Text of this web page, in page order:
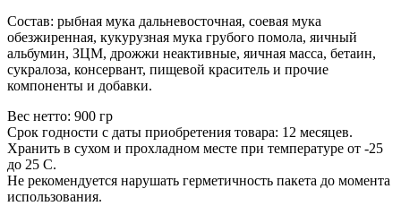
Состав: рыбная мука дальневосточная, соевая мука
обезжиренная, кукурузная мука грубого помола, яичный
альбумин, ЗЦМ, дрожжи неактивные, яичная масса, бетаин,
сукралоза, консервант, пищевой краситель и прочие
компоненты и добавки.
Вес нетто: 900 гр
Срок годности с даты приобретения товара: 12 месяцев.
Хранить в сухом и прохладном месте при температуре от -25
до 25 С.
Не рекомендуется нарушать герметичность пакета до момента
использования.